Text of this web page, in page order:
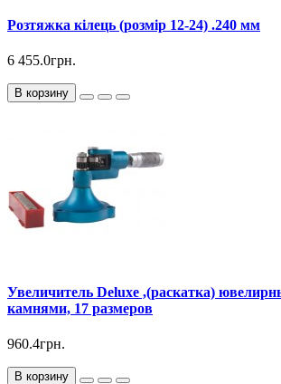
Розтяжка кілець (розмір 12-24) .240 мм
6 455.0грн.
В корзину
Увеличитель Deluxe ,(раскатка)
камнями, 17 размеров
960.4грн.
В корзину